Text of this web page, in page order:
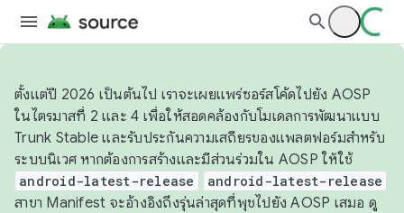
ตั้งแต่ปี 2026 เป็นต้นไป เราจะเผยแพร่ซอร์สโค้ดไปยัง AOSP
ในไตรมาสที่ 2 และ 4 เพื่อให้สอดคล้องกับโมเดลการพัฒนาแบบ
Trunk Stable และรับประกันความเสถียรของแพลตฟอร์มสำหรับ
ระบบนิเวศ หากต้องการสร้างและมีส่วนร่วมใน AOSP ให้ใช้
android-latest-release android-latest-release
สาขา Manifest จะอ้างอิงถึงรุ่นล่าสุดที่พุชไปยัง AOSP เสมอ ดู